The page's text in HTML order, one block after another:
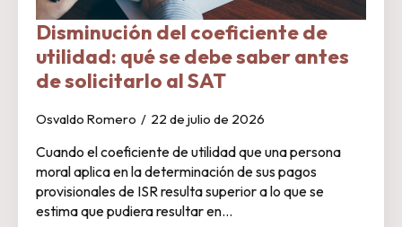
Disminución del coeficiente de
utilidad: qué se debe saber antes
de solicitarlo al SAT
Osvaldo Romero 22 de julio de 2026
Cuando el coeficiente de utilidad que una persona
moral aplica en la determinación de sus pagos
provisionales de ISR resulta superior a lo que se
estima que pudiera resultar en…